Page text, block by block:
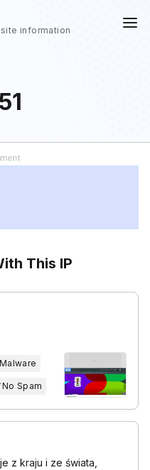
information
This IP
No Spam
z kraju i ze świata,